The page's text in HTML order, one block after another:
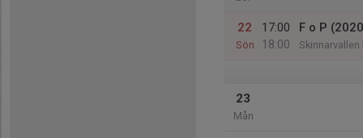
22
Sön
17:00
18:00
F o P
Skinnarvallen
23
Mån